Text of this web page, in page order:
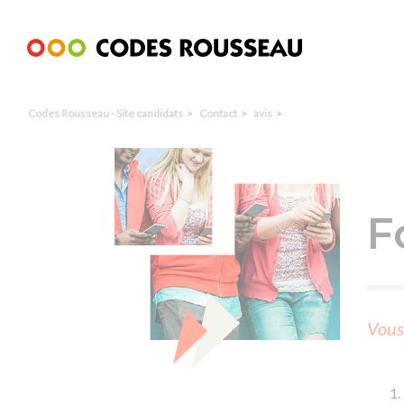
Codes Rousseau - Site candidats Contact avis